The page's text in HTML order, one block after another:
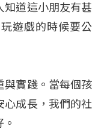
知道這小朋友有甚
遊戲的時候要公
與實踐。當每個孩
心成長，我們的社